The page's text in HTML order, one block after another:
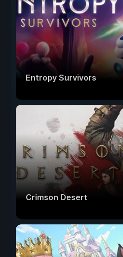
Entropy Survivors
Crimson Desert